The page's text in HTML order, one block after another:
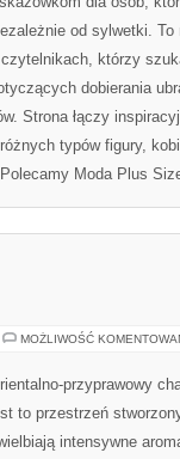
od sylwetki.
którzy
dobierania
Strona łączy
typów figury,
Moda Plus
MOŻLIWOŚĆ
przyprawowy
to przestrzeń
intensywne